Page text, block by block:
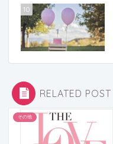
10
RELATED POST
その他